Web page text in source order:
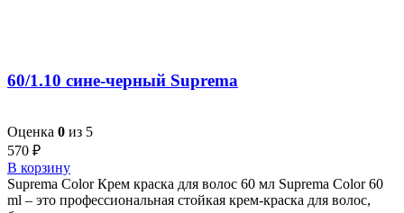
60/1.10 сине-черный Suprema
Оценка 0 из 5
570 ₽
В корзину
Suprema Color Крем краска для волос 60 мл Suprema Color 60
ml – это профессиональная стойкая крем-краска для волос,